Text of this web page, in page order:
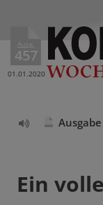
Ausg.
457
01.01.2020
Ein